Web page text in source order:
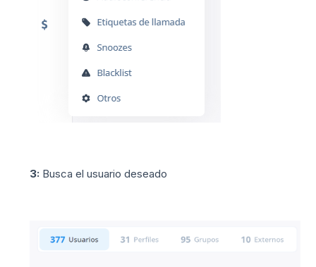
3: Busca el usuario deseado